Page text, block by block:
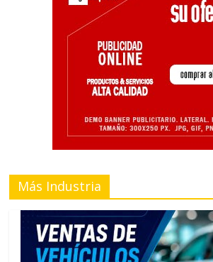
Más Industria